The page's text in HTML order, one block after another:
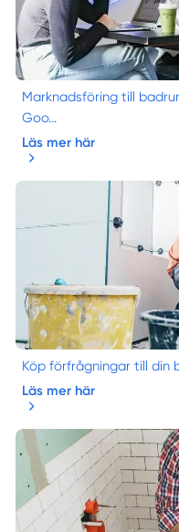
Marknadsföring till
Goo...
Läs mer här
Köp förfrågningar till din
Läs mer här